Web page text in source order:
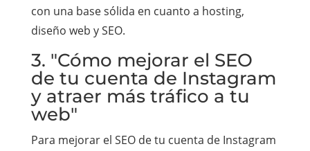
con una base sólida en cuanto a hosting,
diseño web y SEO.
3. "Cómo mejorar el SEO
de tu cuenta de Instagram
y atraer más tráfico a tu
web"
Para mejorar el SEO de tu cuenta de Instagram